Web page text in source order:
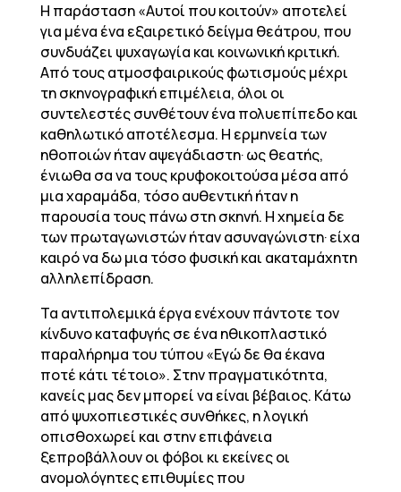
Η παράσταση «Αυτοί που κοιτούν» αποτελεί
για μένα ένα εξαιρετικό δείγμα θεάτρου, που
συνδυάζει ψυχαγωγία και κοινωνική κριτική.
Από τους ατμοσφαιρικούς φωτισμούς μέχρι
τη σκηνογραφική επιμέλεια, όλοι οι
συντελεστές συνθέτουν ένα πολυεπίπεδο και
καθηλωτικό αποτέλεσμα. Η ερμηνεία των
ηθοποιών ήταν αψεγάδιαστη· ως θεατής,
ένιωθα σα να τους κρυφοκοιτούσα μέσα από
μια χαραμάδα, τόσο αυθεντική ήταν η
παρουσία τους πάνω στη σκηνή. Η χημεία δε
των πρωταγωνιστών ήταν ασυναγώνιστη· είχα
καιρό να δω μια τόσο φυσική και ακαταμάχητη
αλληλεπίδραση.
Τα αντιπολεμικά έργα ενέχουν πάντοτε τον
κίνδυνο καταφυγής σε ένα ηθικοπλαστικό
παραλήρημα του τύπου «Εγώ δε θα έκανα
ποτέ κάτι τέτοιο». Στην πραγματικότητα,
κανείς μας δεν μπορεί να είναι βέβαιος. Κάτω
από ψυχοπιεστικές συνθήκες, η λογική
οπισθοχωρεί και στην επιφάνεια
ξεπροβάλλουν οι φόβοι κι εκείνες οι
ανομολόγητες επιθυμίες που